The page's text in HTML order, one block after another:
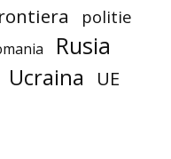
politie
Rusia
Ucraina UE